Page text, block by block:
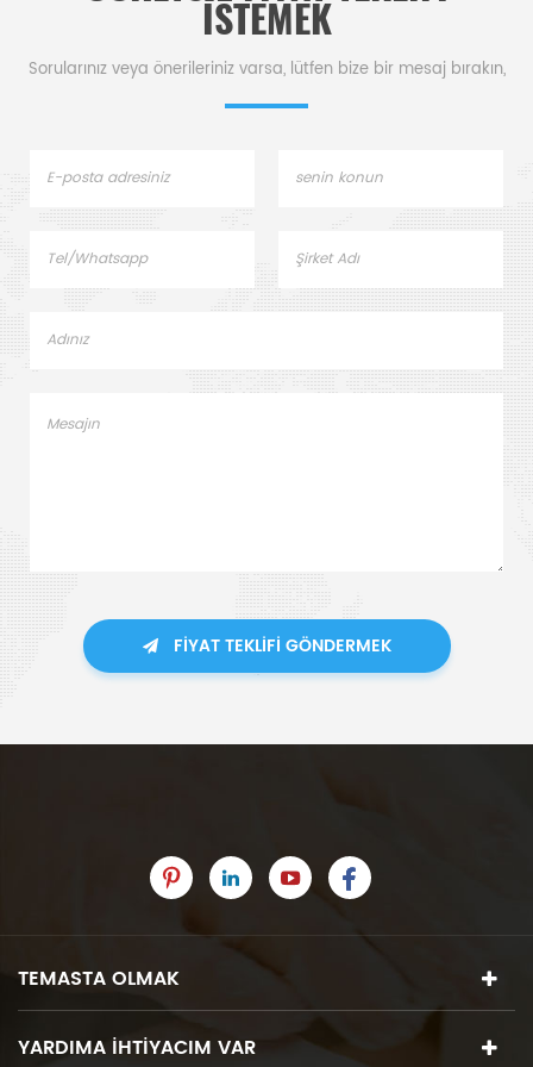
ISTEMEK
Sorularınız veya önerileriniz varsa, lütfen bize bir mesaj bırakın,
FIYAT TEKLIFI GÖNDERMEK
TEMASTA OLMAK
YARDIMA IHTIYACIM VAR